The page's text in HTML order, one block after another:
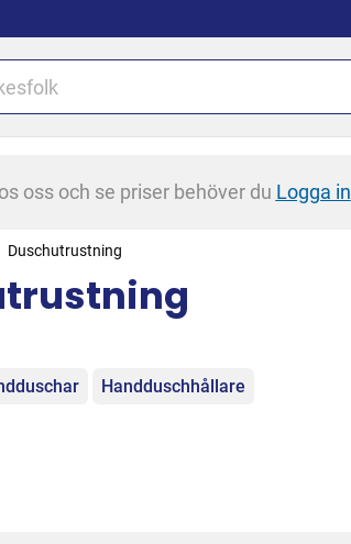
oss och se priser behöver du Logga in
Duschutrustning
Handduschhållare